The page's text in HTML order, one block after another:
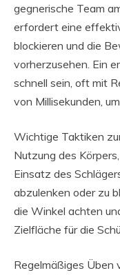
gegnerische Team
erfordert eine
blockieren und die
vorherzusehen. Ein
schnell sein, oft mit
von Millisekunden,
Wichtige Taktiken
Nutzung des
Einsatz des
abzulenken oder zu
die Winkel achten
Zielfläche für die
Regelmäßiges Üben